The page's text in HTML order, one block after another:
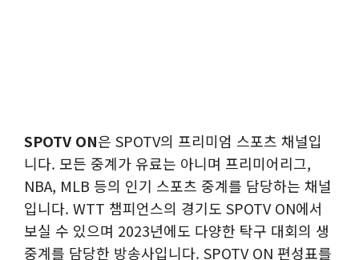
SPOTV ON은 SPOTV의 프리미엄 스포츠 채널입
니다. 모든 중계가 유료는 아니며 프리미어리그,
NBA, MLB 등의 인기 스포츠 중계를 담당하는 채널
입니다. WTT 챔피언스의 경기도 SPOTV ON에서
보실 수 있으며 2023년에도 다양한 탁구 대회의 생
중계를 담당한 방송사입니다. SPOTV ON 편성표를